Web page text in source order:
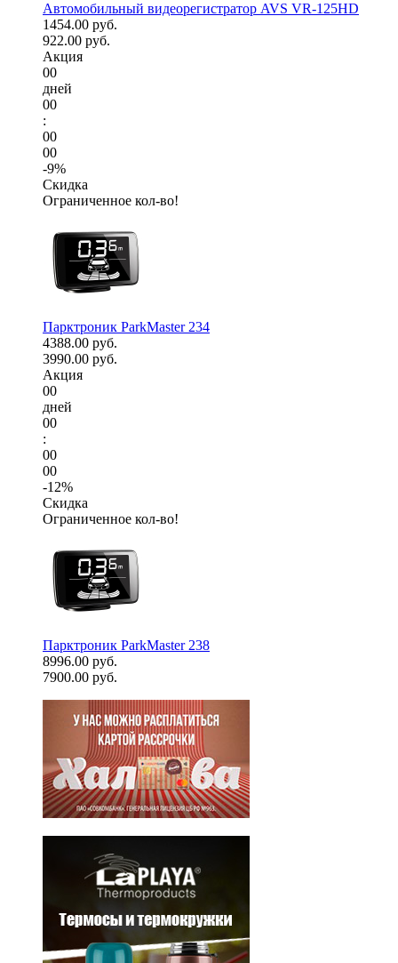
Автомобильный видеорегистратор AVS VR-125HD
1454.00 руб.
922.00 руб.
Акция
00
дней
00
:
00
00
-9%
Скидка
Ограниченное кол-во!
Парктроник ParkMaster 234
4388.00 руб.
3990.00 руб.
Акция
00
дней
00
:
00
00
-12%
Скидка
Ограниченное кол-во!
Парктроник ParkMaster 238
8996.00 руб.
7900.00 руб.